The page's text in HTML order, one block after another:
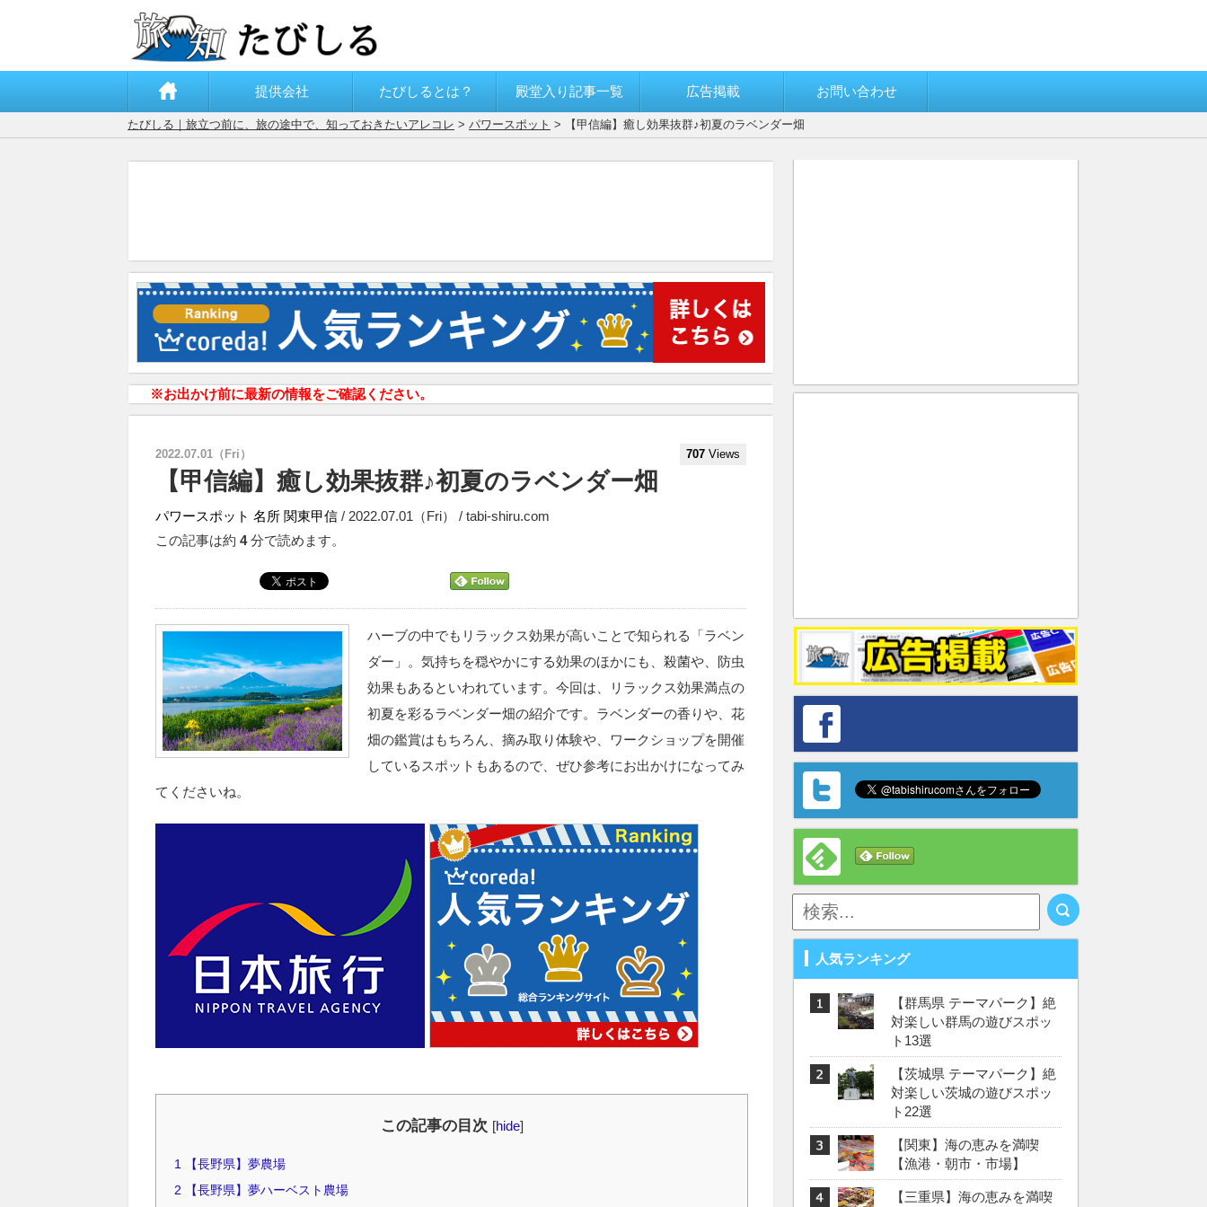
提供会社 たびしるとは？ 殿堂入り記事一覧 広告掲載 お問い合わせ
たびしる｜旅立つ前に、旅の途中で、知っておきたいアレコレ > パワースポット > 【甲信編】癒し効果抜群♪初夏のラベンダー畑
※お出かけ前に最新の情報をご確認ください。
2022.07.01（Fri） 707 Views
【甲信編】癒し効果抜群♪初夏のラベンダー畑
パワースポット 名所 関東甲信 / 2022.07.01（Fri） / tabi-shiru.com
この記事は約 4分で読めます。
ハーブの中でもリラックス効果が高いことで知られる「ラベン
ダー」。気持ちを穏やかにする効果のほかにも、殺菌や、防虫
効果もあるといわれています。今回は、リラックス効果満点の
初夏を彩るラベンダー畑の紹介です。ラベンダーの香りや、花
畑の鑑賞はもちろん、摘み取り体験や、ワークショップを開催
しているスポットもあるので、ぜひ参考にお出かけになってみ
てくださいね。
この記事の目次 [hide]
1 【長野県】夢農場
2 【長野県】夢ハーベスト農場
人気ランキング
【群馬県 テーマパーク】絶
対楽しい群馬の遊びスポッ
ト13選
【茨城県 テーマパーク】絶
対楽しい茨城の遊びスポッ
ト22選
【関東】海の恵みを満喫
【漁港・朝市・市場】
【三重県】海の恵みを満喫